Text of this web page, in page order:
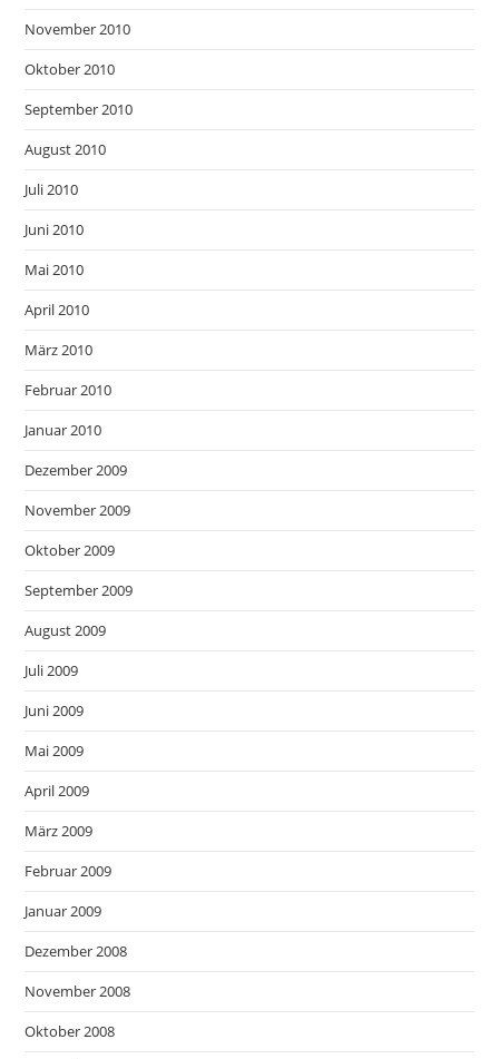
November 2010
Oktober 2010
September 2010
August 2010
Juli 2010
Juni 2010
Mai 2010
April 2010
März 2010
Februar 2010
Januar 2010
Dezember 2009
November 2009
Oktober 2009
September 2009
August 2009
Juli 2009
Juni 2009
Mai 2009
April 2009
März 2009
Februar 2009
Januar 2009
Dezember 2008
November 2008
Oktober 2008